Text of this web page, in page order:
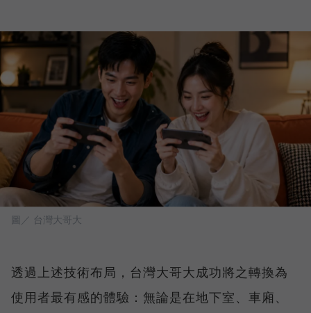
圖／ 台灣大哥大
透過上述技術布局，台灣大哥大成功將之轉換為
使用者最有感的體驗：無論是在地下室、車廂、